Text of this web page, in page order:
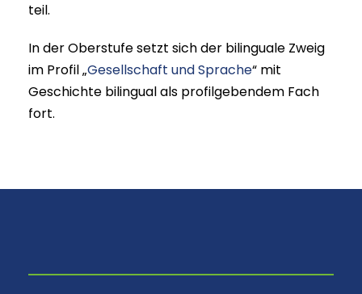
teil.
In der Oberstufe setzt sich der bilinguale Zweig
im Profil „Gesellschaft und Sprache“ mit
Geschichte bilingual als profilgebendem Fach
fort.